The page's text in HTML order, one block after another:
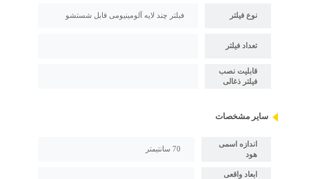
نوع فیلتر فبلتر چند لایه آلومینیومی قابل شستشو
تعداد فیلتر
قابلیت نصب
فیلتر ذغالی
سایر مشخصات
اندازه اسمی
هود
70 سانتیمتر
ابعاد واقعی